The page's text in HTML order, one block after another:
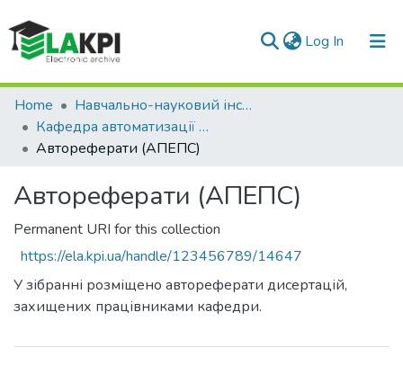
Log In (current)
Communities & Collections
All of DSpace
Home
Навчально-науковий інститут атомної та теплової енергетики (НН ІАТЕ)
Кафедра автоматизації проектування енергетичних процесів і систем (АПЕПС)
Автореферати (АПЕПС)
Автореферати (АПЕПС)
Permanent URI for this collection
https://ela.kpi.ua/handle/123456789/14647
У зібранні розміщено автореферати дисертацій,
захищених працівниками кафедри.